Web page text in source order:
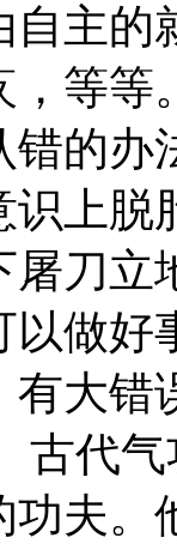
自主的
，等等
错的办
识上脱
屠刀
以做好
有大错
古代
功夫。